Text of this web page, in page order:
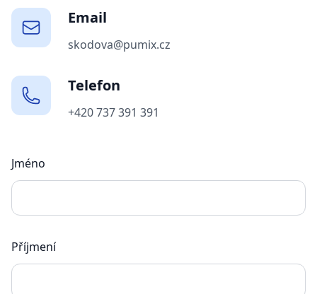
Email
skodova@pumix.cz
Telefon
+420 737 391 391
Jméno
Příjmení